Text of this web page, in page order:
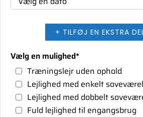
+ TILFØJ EN EKSTRA
Vælg en mulighed*
Træningslejr uden ophold
Lejlighed med enkelt
Lejlighed med dobbelt
Fuld lejlighed til engangsbrug